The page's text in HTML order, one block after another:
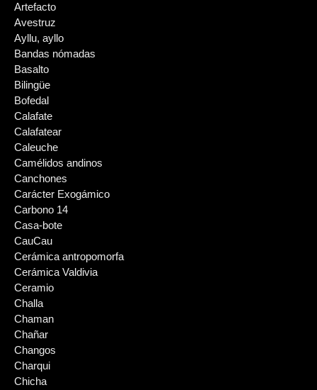
Artefacto
Avestruz
Ayllu, ayllo
Bandas nómadas
Basalto
Bilingüe
Bofedal
Calafate
Calafatear
Caleuche
Camélidos andinos
Canchones
Carácter Exogámico
Carbono 14
Casa-bote
CauCau
Cerámica antropomorfa
Cerámica Valdivia
Ceramio
Challa
Chaman
Chañar
Changos
Charqui
Chicha